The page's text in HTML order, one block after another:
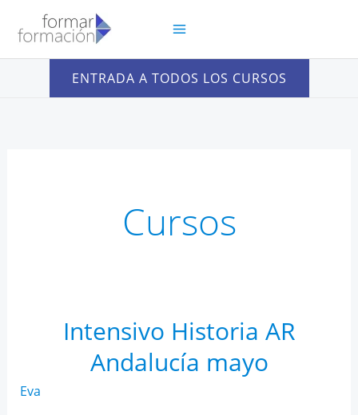
contenido
ENTRADA A TODOS LOS CURSOS
Cursos
Intensivo Historia AR
Andalucía mayo
Eva